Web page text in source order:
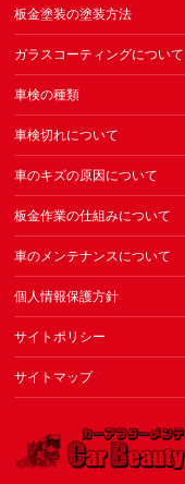
板金塗装の塗装方法
ガラスコーティングについて
車検の種類
車検切れについて
車のキズの原因について
板金作業の仕組みについて
車のメンテナンスについて
個人情報保護方針
サイトポリシー
サイトマップ